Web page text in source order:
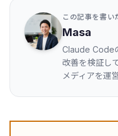
この記事を書い
Masa
Claude Code
改善を検証し
メディアを運